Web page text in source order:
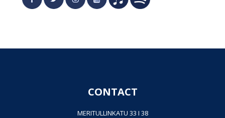
CONTACT
MERITULLINKATU 33 I 38